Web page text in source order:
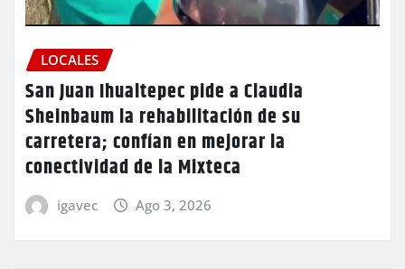
LOCALES
San Juan Ihualtepec pide a Claudia
Sheinbaum la rehabilitación de su
carretera; confían en mejorar la
conectividad de la Mixteca
igavec Ago 3, 2026